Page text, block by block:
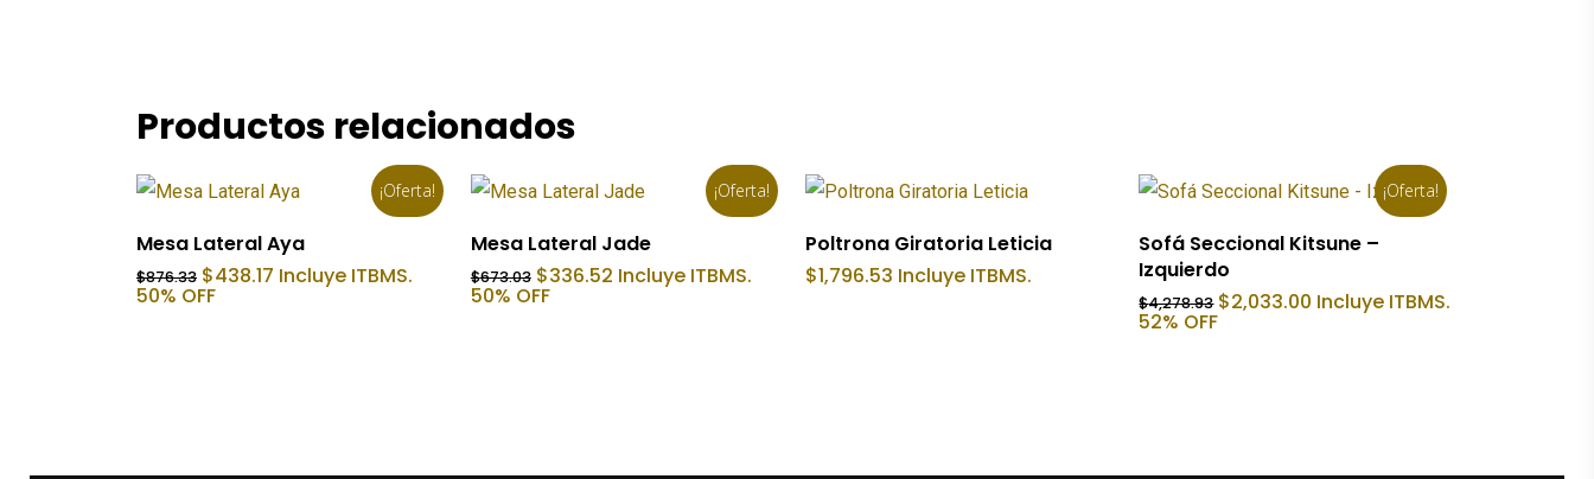
Productos relacionados
¡Oferta!
Añadir Al Carrito
Mesa Lateral Aya
$876.33 El
precio
$438.17 El
precio
Incluye ITBMS.
50% OFF
¡Oferta!
Añadir Al Carrito
Mesa Lateral Jade
$673.03 El
precio
$336.52El
precio
Incluye ITBMS.
50% OFF
Añadir Al Carrito
Poltrona Giratoria Leticia
$1,796.53 Incluye ITBMS.
¡Oferta!
Añadir Al Carrito
Sofá Seccional Kitsune –
Izquierdo
$4,278.93 El
precio
$2,033.00 El
precio
Incluye ITBMS.
52% OFF